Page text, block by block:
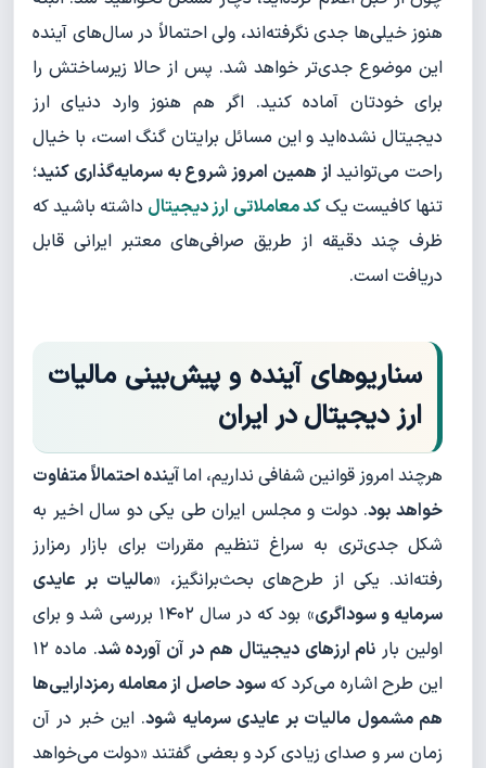
هنوز خیلی‌ها جدی نگرفته‌اند، ولی احتمالاً در سال‌های آینده
این موضوع جدی‌تر خواهد شد. پس از حالا زیرساختش را
برای خودتان آماده کنید. اگر هم هنوز وارد دنیای ارز
دیجیتال نشده‌اید و این مسائل برایتان گنگ است، با خیال
راحت می‌توانید از همین امروز شروع به سرمایه‌گذاری کنید؛
تنها کافیست یککد معاملاتی ارز دیجیتال داشته باشید که
ظرف چند دقیقه از طریق صرافی‌های معتبر ایرانی قابل
دریافت است.
سناریوهای آینده و پیش‌بینی مالیات
ارز دیجیتال در ایران
هرچند امروز قوانین شفافی نداریم، اماآینده احتمالاً متفاوت
خواهد بود. دولت و مجلس ایران طی یکی دو سال اخیر به
شکل جدی‌تری به سراغ تنظیم مقررات برای بازار رمزارز
رفته‌اند. یکی از طرح‌های بحث‌برانگیز، «مالیات بر عایدی
سرمایه و سوداگری
» بود که در سال ۱۴۰۲ بررسی شد و برای
اولین بار نام ارزهای دیجیتال هم در آن آورده شد
. ماده ۱۲
این طرح اشاره می‌کرد کهسود حاصل از معامله رمزدارایی‌ها
هم مشمول مالیات بر عایدی سرمایه شود. این خبر در آن
زمان سر و صدای زیادی کرد و بعضی گفتند «دولت می‌خواهد